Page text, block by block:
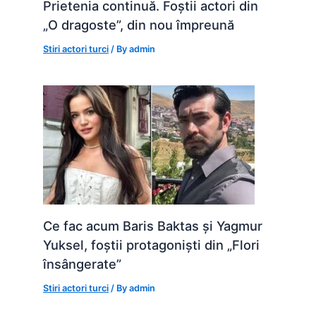
Prietenia continuă. Foștii actori din
„O dragoste”, din nou împreună
Stiri actori turci / Byadmin
Ce fac acum Baris Baktas și Yagmur
Yuksel, foștii protagoniști din „Flori
însângerate”
Stiri actori turci / Byadmin